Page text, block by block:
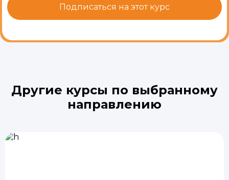
Другие курсы по выбранному
направлению